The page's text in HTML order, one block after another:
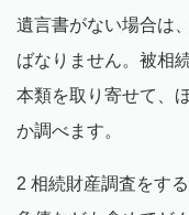
遺言書がない場合は
ばなりません。被相
本類を取り寄せて、
か調べます。
2 相続財産調査をする